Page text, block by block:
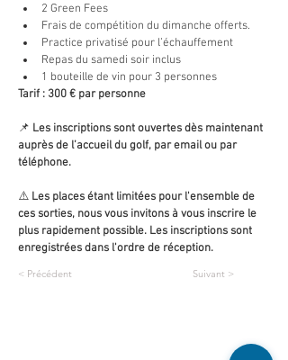
2 Green Fees
Frais de compétition du dimanche offerts.
Practice privatisé pour l’échauffement
Repas du samedi soir inclus
1 bouteille de vin pour 3 personnes
Tarif : 300 € par personne
📌 Les inscriptions sont ouvertes dès maintenant
auprès de l’accueil du golf, par email ou par
téléphone.
⚠️ Les places étant limitées pour l'ensemble de
ces sorties, nous vous invitons à vous inscrire le
plus rapidement possible. Les inscriptions sont
enregistrées dans l'ordre de réception.
< Précédent Suivant >